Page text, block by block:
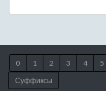
0 1 2 3 4 5
Суффиксы